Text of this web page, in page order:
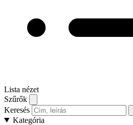
Lista nézet
Szűrők
Keresés
Kategória